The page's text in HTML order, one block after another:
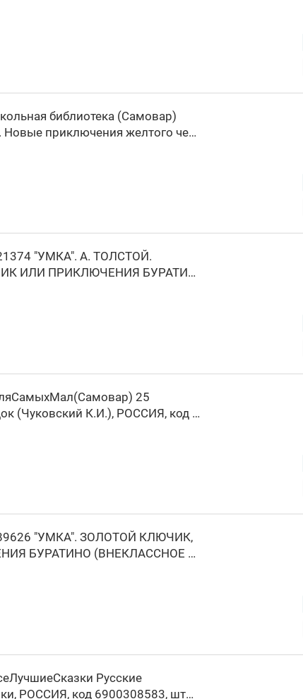
библиотека (Самовар)
Прокофьева С.Л. Новые приключения желтого чемоданчика, РОССИЯ, код 69001220378, штрихкод 978597811074 Росмэн (Библионик)
"УМКА". А. ТОЛСТОЙ.
ЗОЛОТОЙ КЛЮЧИК ИЛИ ПРИКЛЮЧЕНИЯ БУРАТИНО. (ДЕТСКАЯ БИБЛИОТЕКА)., РОССИЯ, код 6900301390, штрихкод 978550600900, артикул 978-5-506-00900-9
25
загадок,25 отгадок (Чуковский К.И.), РОССИЯ, код 6900301427, штрихкод 978597811046, артикул 930410128
"УМКА". ЗОЛОТОЙ КЛЮЧИК,
ИЛИ ПРИКЛЮЧЕНИЯ БУРАТИНО (ВНЕКЛАССНОЕ ЧТЕНИЕ). ТВЕРДЫЙ ПЕРЕПЛЕТ в ко, РОССИЯ, код 69001241002, штрихкод 978550603851, артикул 978-5-506-03851-1
Русские
волшебные сказки, РОССИЯ, код 6900308583, штрихкод 978535305699, артикул 88000017198